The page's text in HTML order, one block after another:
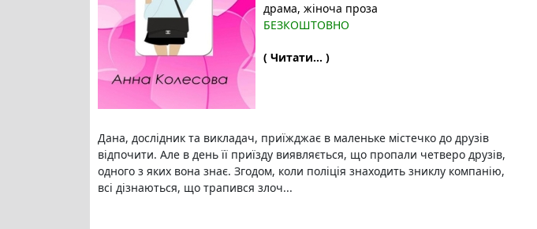
драма, жіноча проза
БЕЗКОШТОВНО
( Читати... )
Дана, дослідник та викладач, приїжджає в маленьке містечко до друзів
відпочити. Але в день її приїзду виявляється, що пропали четверо друзів,
одного з яких вона знає. Згодом, коли поліція знаходить зниклу компанію,
всі дізнаються, що трапився злоч...